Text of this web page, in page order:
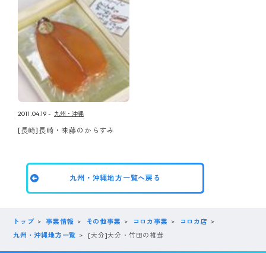
2011.04.19 九州・沖縄
[長崎]長崎・味藤のからすみ
九州・沖縄地方一覧へ戻る
トップ 事業情報 その他事業 コロカ事業
コロカ店
九州・沖縄地方一覧
[大分]大分・竹田の椎茸